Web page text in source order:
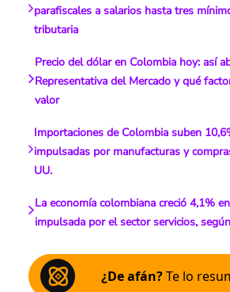
parafiscales a salarios hasta tres
tributaria
Precio del dólar en Colombia hoy: así
Representativa del Mercado y qué
valor
Importaciones de Colombia suben
impulsadas por manufacturas y
UU.
La economía colombiana creció 4,1%
impulsada por el sector servicios,
¿De afán?Te lo